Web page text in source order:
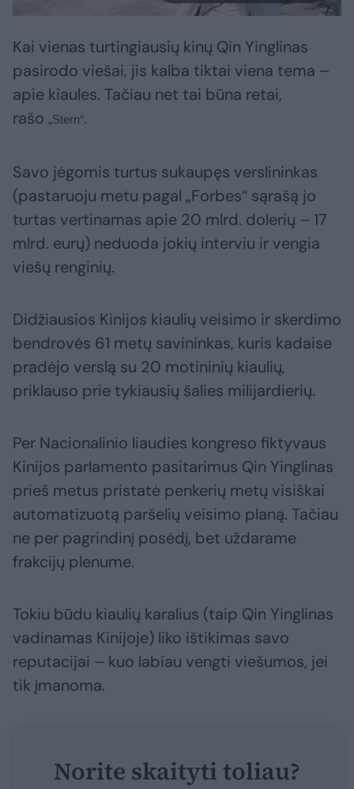
Kai vienas turtingiausių kinų Qin Yinglinas
pasirodo viešai, jis kalba tiktai viena tema –
apie kiaules. Tačiau net tai būna retai,
rašo „Stern“.
Savo jėgomis turtus sukaupęs verslininkas
(pastaruoju metu pagal „Forbes“ sąrašą jo
turtas vertinamas apie 20 mlrd. dolerių – 17
mlrd. eurų) neduoda jokių interviu ir vengia
viešų renginių.
Didžiausios Kinijos kiaulių veisimo ir skerdimo
bendrovės 61 metų savininkas, kuris kadaise
pradėjo verslą su 20 motininių kiaulių,
priklauso prie tykiausių šalies milijardierių.
Per Nacionalinio liaudies kongreso fiktyvaus
Kinijos parlamento pasitarimus Qin Yinglinas
prieš metus pristatė penkerių metų visiškai
automatizuotą paršelių veisimo planą. Tačiau
ne per pagrindinį posėdį, bet uždarame
frakcijų plenume.
Tokiu būdu kiaulių karalius (taip Qin Yinglinas
vadinamas Kinijoje) liko ištikimas savo
reputacijai – kuo labiau vengti viešumos, jei
tik įmanoma.
Norite skaityti toliau?